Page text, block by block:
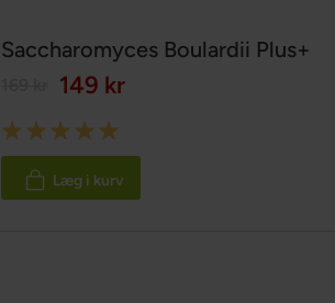
Saccharomyces Boulardii Plus+
149 kr
Rating:
100%
Læg i kurv